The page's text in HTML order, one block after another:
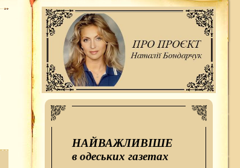
НАЙВАЖЛИВІШЕ
в одеських газетах